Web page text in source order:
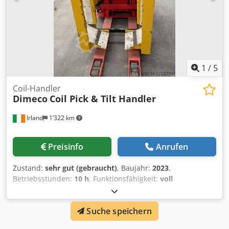
1 / 5
Irland 1’322 km
Coil-Handler
Dimeco Coil Pick & Tilt Handler
Preisinfo Anrufen
Zustand: sehr gut (gebraucht), Baujahr: 2023,
Betriebsstunden: 10 h, Funktionsfähigkeit: voll
, Gewicht der Spule:
Außendurchmesser der Spule:1’500 mm,
Spuleninnendurchmesser:508 mm, Streubreite:
Dimeco Coil Pick & Tilt Coil-Handler Maschinentyp: Coil-
Suche speichern